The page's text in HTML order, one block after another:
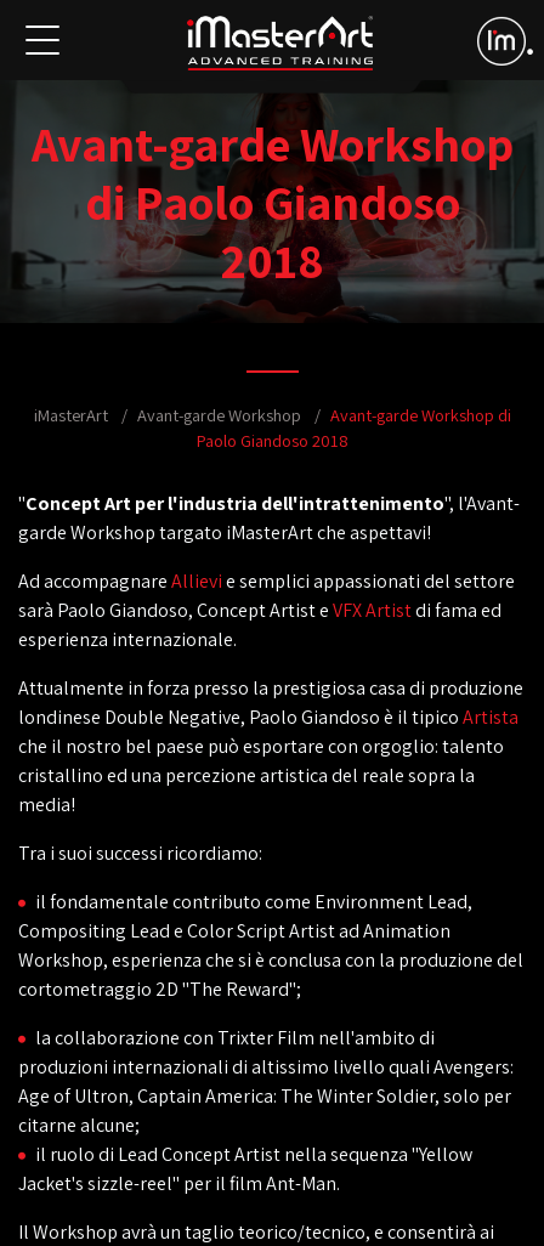
Avant-garde Workshop
di Paolo Giandoso
2018
iMasterArt Avant-garde Workshop
Avant-garde Workshop di
Paolo Giandoso 2018
"Concept Art per l'industria dell'intrattenimento", l'Avant-
garde Workshop targato iMasterArt che aspettavi!
Ad accompagnareAllievie semplici appassionati del settore
sarà Paolo Giandoso, Concept Artist eVFX Artistdi fama ed
esperienza internazionale.
Attualmente in forza presso la prestigiosa casa di produzione
londinese Double Negative, Paolo Giandoso è il tipicoArtista
che il nostro bel paese può esportare con orgoglio: talento
cristallino ed una percezione artistica del reale sopra la
media!
Tra i suoi successi ricordiamo:
il fondamentale contributo come Environment Lead,
Compositing Lead e Color Script Artist ad Animation
Workshop, esperienza che si è conclusa con la produzione del
cortometraggio 2D "The Reward";
la collaborazione con Trixter Film nell'ambito di
produzioni internazionali di altissimo livello quali Avengers:
Age of Ultron, Captain America: The Winter Soldier, solo per
citarne alcune;
il ruolo di Lead Concept Artist nella sequenza "Yellow
Jacket's sizzle-reel" per il film Ant-Man.
Il Workshop avrà un taglio teorico/tecnico, e consentirà ai